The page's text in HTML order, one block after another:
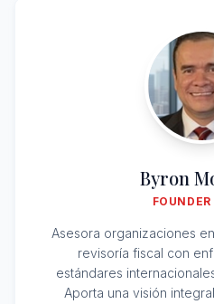
Byron
Asesora organizaciones
revisoría fiscal con
estándares
Aporta una visión